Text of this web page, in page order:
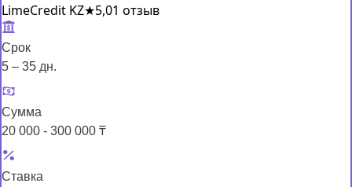
LimeCredit KZ★5,01 отзыв
Срок
5 – 35 дн.
Сумма
20 000 - 300 000 ₸
Ставка